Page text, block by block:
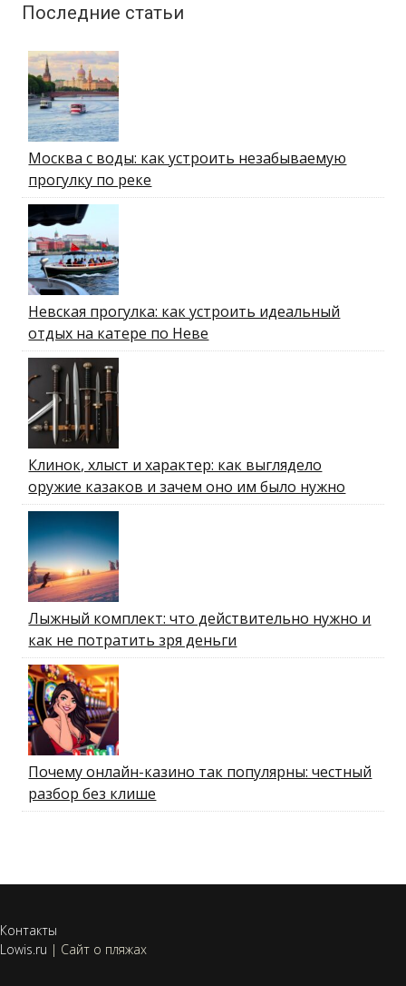
Последние статьи
Москва с воды: как устроить незабываемую
прогулку по реке
Невская прогулка: как устроить идеальный
отдых на катере по Неве
Клинок, хлыст и характер: как выглядело
оружие казаков и зачем оно им было нужно
Лыжный комплект: что действительно нужно и
как не потратить зря деньги
Почему онлайн-казино так популярны: честный
разбор без клише
Контакты
Lowis.ru | Сайт о пляжах